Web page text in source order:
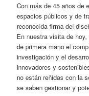
Con más de 45 años de
espacios públicos y de
reconocida firma del
En nuestra visita de
de primera mano el
investigación y el
innovadores y
no están reñidas con la
se saben gestionar y